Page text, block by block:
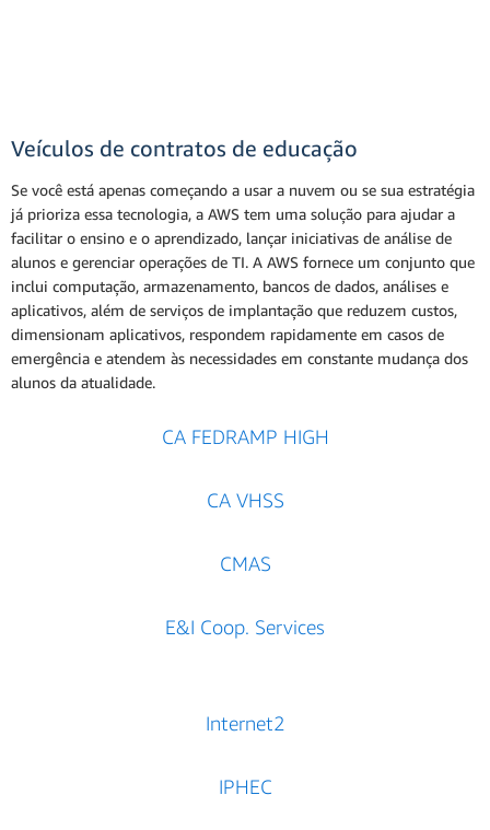
Veículos de contratos de educação
Se você está apenas começando a usar a nuvem ou se sua estratégia
já prioriza essa tecnologia, a AWS tem uma solução para ajudar a
facilitar o ensino e o aprendizado, lançar iniciativas de análise de
alunos e gerenciar operações de TI. A AWS fornece um conjunto que
inclui computação, armazenamento, bancos de dados, análises e
aplicativos, além de serviços de implantação que reduzem custos,
dimensionam aplicativos, respondem rapidamente em casos de
emergência e atendem às necessidades em constante mudança dos
alunos da atualidade.
CA FEDRAMP HIGH
CA VHSS
CMAS
E&I Coop. Services
Internet2
IPHEC